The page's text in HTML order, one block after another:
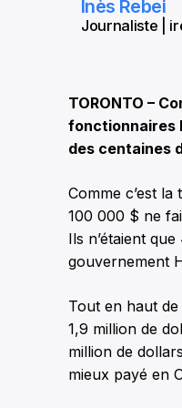
Inès Rebei
Journaliste |
TORONTO –
fonctionnaires
des centaines
Comme c’est
100 000 $ ne
Ils n’étaient
gouvernement
Tout en haut
1,9 million de
million de
mieux payé en